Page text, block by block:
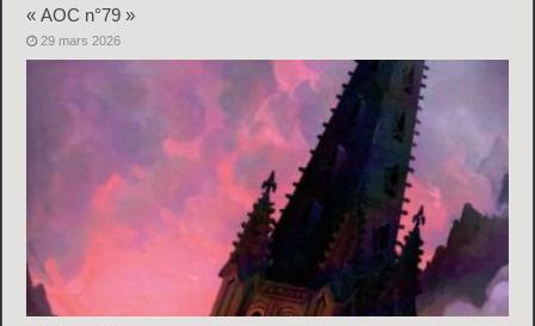
« AOC n°79 »
29 mars 2026